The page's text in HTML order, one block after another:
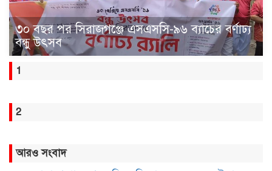
৩০ বছর পর সিরাজগঞ্জে এসএসসি-৯৬ ব্যাচের বর্ণাঢ্য
বন্ধু উৎসব
1
2
আরও সংবাদ